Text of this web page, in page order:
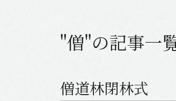
"僧"の記事一
僧道林閉林式